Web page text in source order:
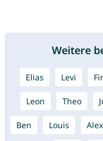
Weitere
Elias Levi
Leon Theo
Ben Louis